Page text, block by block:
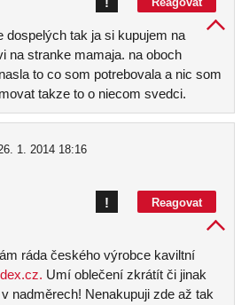
dospelých tak ja si kupujem na
na stranke mamaja. na oboch
to co som potrebovala a nic som
takze to o niecom svedci.
26. 1. 2014 18:16
Reagovat
!
ráda českého výrobce kaviltní
Umí oblečení zkrátít či jinak
nadměrech! Nenakupuji zde až tak